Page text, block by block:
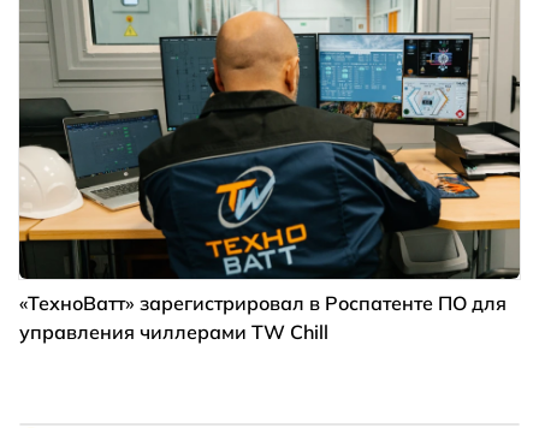
«ТехноВатт» зарегистрировал в Роспатенте ПО для
управления чиллерами TW Chill